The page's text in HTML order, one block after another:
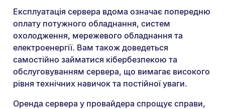
Експлуатація сервера вдома означає попередню
оплату потужного обладнання, систем
охолодження, мережевого обладнання та
електроенергії. Вам також доведеться
самостійно займатися кібербезпекою та
обслуговуванням сервера, що вимагає високого
рівня технічних навичок та постійної уваги.
Оренда сервера у провайдера спрощує справи,